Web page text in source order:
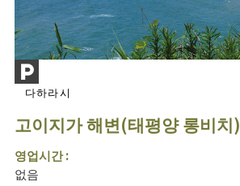
다하라시
고이지가 해변(태평양 롱비치)
영업시간 :
없음